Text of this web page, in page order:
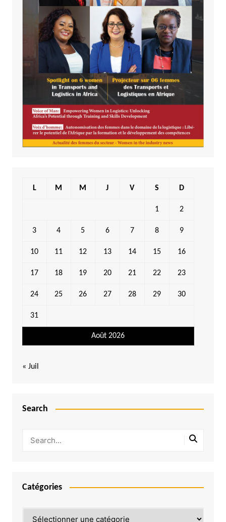
Août 2026
L M M J V S D
1 2
3 4 5 6 7 8 9
10 11 12 13 14 15 16
17 18 19 20 21 22 23
24 25 26 27 28 29 30
31
« Juil
Search
Catégories